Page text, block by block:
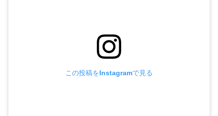
この投稿をInstagramで見る